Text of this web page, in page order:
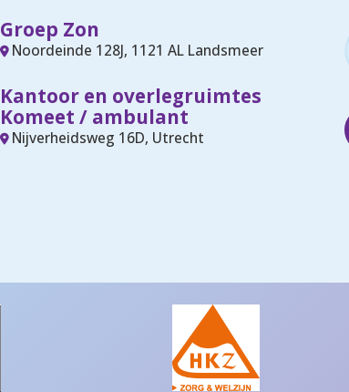
Groep Zon
Noordeinde 128J, 1121 AL Landsmeer
Kantoor en overlegruimtes
Komeet / ambulant
Nijverheidsweg 16D, Utrecht